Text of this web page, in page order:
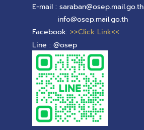
E-mail : saraban@osep.mail.go.th
info@osep.mail.go.th
Facebook: >>Click Link<<
Line : @osep